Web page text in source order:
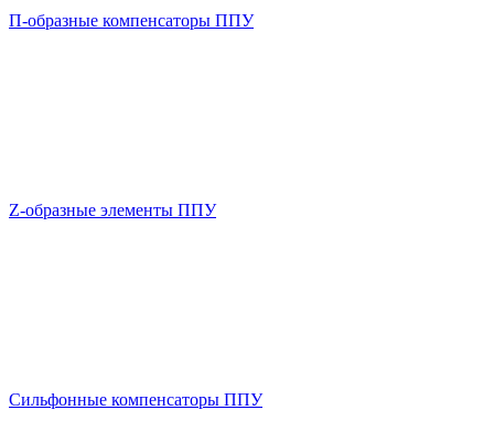
П-образные компенсаторы ППУ
Z-образные элементы ППУ
Сильфонные компенсаторы ППУ